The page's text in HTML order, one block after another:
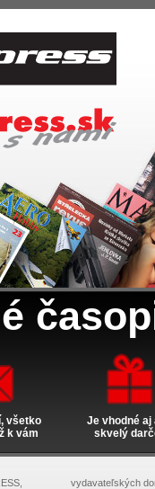
všetko
k vám
Je vhodné aj
skvelý
vydavateľských